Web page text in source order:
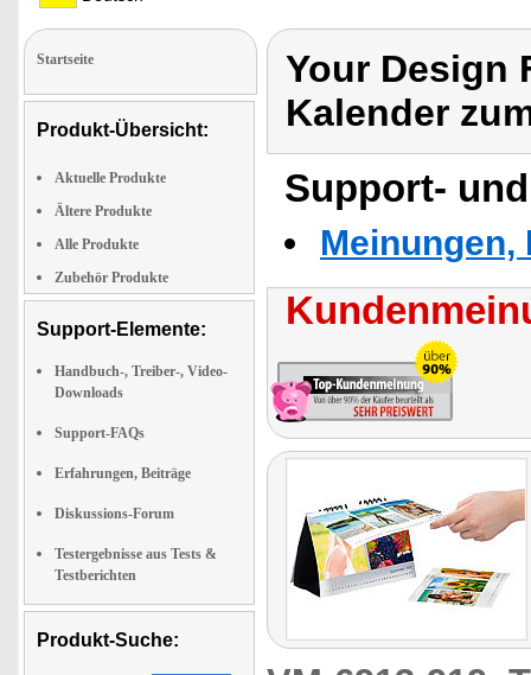
Startseite
Produkt-Übersicht:
Aktuelle Produkte
Ältere Produkte
Alle Produkte
Zubehör Produkte
Support-Elemente:
Handbuch-, Treiber-, Video-
Downloads
Support-FAQs
Erfahrungen, Beiträge
Diskussions-Forum
Testergebnisse aus Tests &
Testberichten
Produkt-Suche:
Your Design
Kalender
Support-